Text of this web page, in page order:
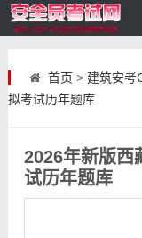
首页 > 建筑安考
拟考试历年题库
2026年新版西
试历年题库